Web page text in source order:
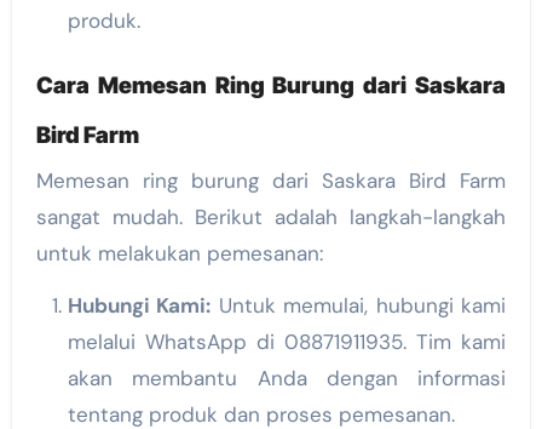
produk.
Cara Memesan Ring Burung dari Saskara
Bird Farm
Memesan ring burung dari Saskara Bird Farm
sangat mudah. Berikut adalah langkah-langkah
untuk melakukan pemesanan:
Hubungi Kami: Untuk memulai, hubungi kami
melalui WhatsApp di 08871911935. Tim kami
akan membantu Anda dengan informasi
tentang produk dan proses pemesanan.